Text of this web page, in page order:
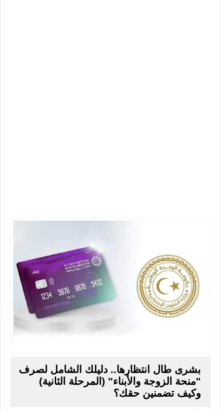
بشرى طال انتظارها.. دليلك الشامل لصرف
"منحة الزوجة والأبناء" (المرحلة الثانية)
وكيف تضمنين حقك؟